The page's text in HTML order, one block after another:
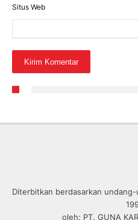
Situs Web
Diterbitkan berdasarkan
oleh: PT. GUNA